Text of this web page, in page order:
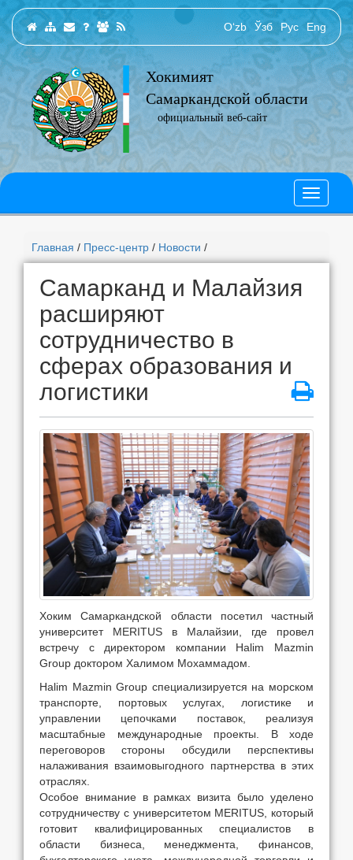
O‘zb Ўзб Рус Eng
Хокимият
Самаркандской области
официальный веб-сайт
Главная / Пресс-центр / Новости /
Самарканд и Малайзия
расширяют
сотрудничество в
сферах образования и
логистики
Хоким Самаркандской области посетил частный
университет MERITUS в Малайзии, где провел
встречу с директором компании Halim Mazmin
Group доктором Халимом Мохаммадом.
Halim Mazmin Group специализируется на морском
транспорте, портовых услугах, логистике и
управлении цепочками поставок, реализуя
масштабные международные проекты. В ходе
переговоров стороны обсудили перспективы
налаживания взаимовыгодного партнерства в этих
отраслях.
Особое внимание в рамках визита было уделено
сотрудничеству с университетом MERITUS, который
готовит квалифицированных специалистов в
области бизнеса, менеджмента, финансов,